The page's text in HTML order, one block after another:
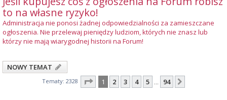
to na własne ryzyko!
Administracja nie ponosi żadnej odpowiedzialności za zamieszczane
ogłoszenia. Nie przelewaj pieniędzy ludziom, których nie znasz lub
którzy nie mają wiarygodnej historii na Forum!
NOWY TEMAT
Tematy: 2328 Strona z94
1 2 3 4 5 94